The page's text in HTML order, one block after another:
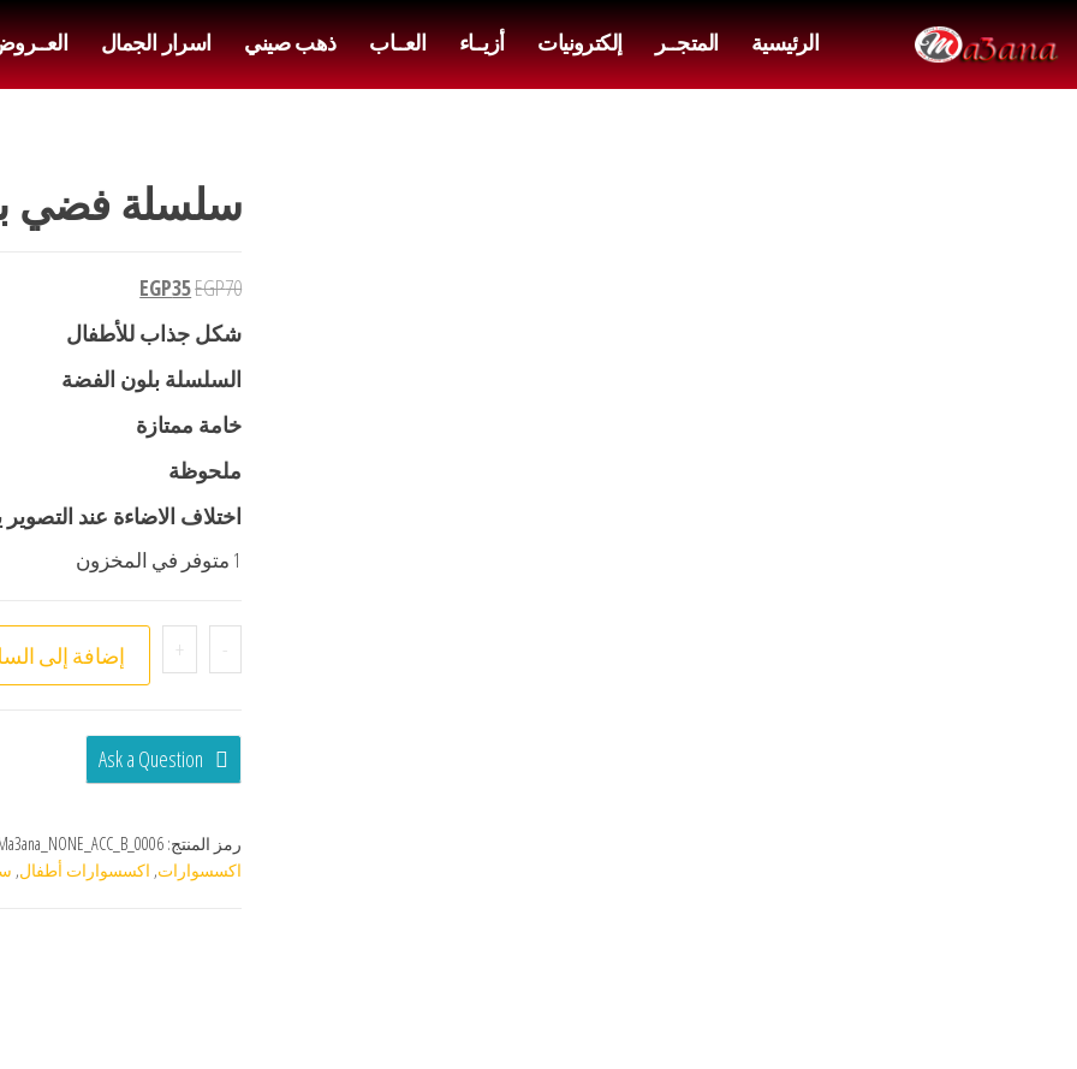
الرئيسية المتجــر إلكترونيات أزيــاء العــاب ذهب صيني اسرار الجمال
سلسلة فضي
EGP70
EGP35
شكل جذاب للأطفال
السلسلة بلون الفضة
خامة ممتازة
ملحوظة
اختلاف الاضاءة عند
1 متوفر في المخزون
-
+ إضافة إلى
Ask a Question
رمز المنتج:
اكسسوارات, اكسسوارات أطفال,